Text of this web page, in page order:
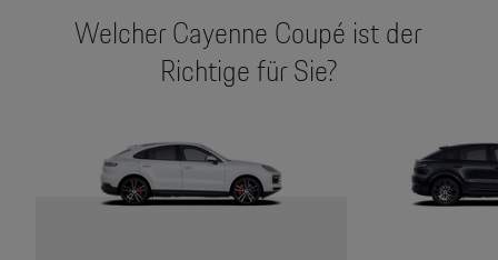
Welcher Cayenne Coupé ist der
Richtige für Sie?